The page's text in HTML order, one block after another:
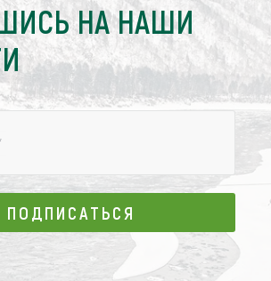
НА НАШИ
ПОДПИСАТЬСЯ
ПОДПИСАТЬСЯ